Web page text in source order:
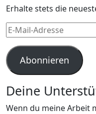
Erhalte stets die
E-
Mail-
Adresse
Abonnieren
Deine
Wenn du meine Arbeit